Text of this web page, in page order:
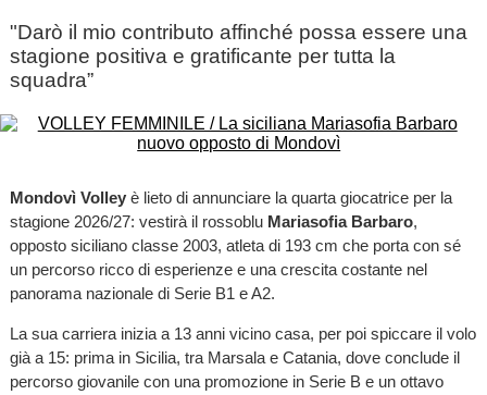
"Darò il mio contributo affinché possa essere una
stagione positiva e gratificante per tutta la
squadra”
Mondovì Volleyè lieto di annunciare la quarta giocatrice per la
stagione 2026/27: vestirà il rossoblu Mariasofia Barbaro,
opposto siciliano classe 2003, atleta di 193 cm che porta con sé
un percorso ricco di esperienze e una crescita costante nel
panorama nazionale di Serie B1 e A2.
La sua carriera inizia a 13 anni vicino casa, per poi spiccare il volo
già a 15: prima in Sicilia, tra Marsala e Catania, dove conclude il
percorso giovanile con una promozione in Serie B e un ottavo